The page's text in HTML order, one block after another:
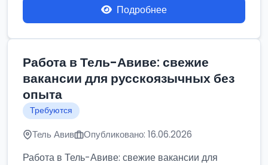
Подробнее
Работа в Тель-Авиве: свежие
вакансии для русскоязычных без
опыта
Требуются
Тель Авив Опубликовано: 16.06.2026
Работа в Тель-Авиве: свежие вакансии для